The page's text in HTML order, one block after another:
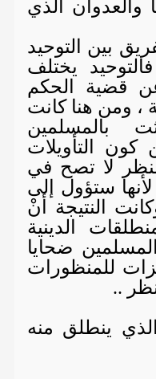
والعدوان الذي
بين التوحيد
يختلف
قضية الحكم
، ومن هنا كانت
بالمسلمين
كون التأويلات
لا تصح في
لأنها ستؤول إلى
النتيجة أنْ
الدينية
ضحايا
للمنظورات
..
ينطلق منه